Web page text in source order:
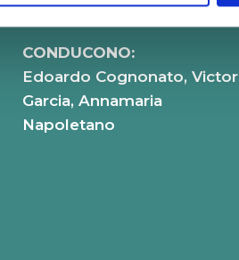
Max 14 persone
CONDUCONO:
Edoardo Cognonato, Victor
Garcia, Annamaria
Napoletano